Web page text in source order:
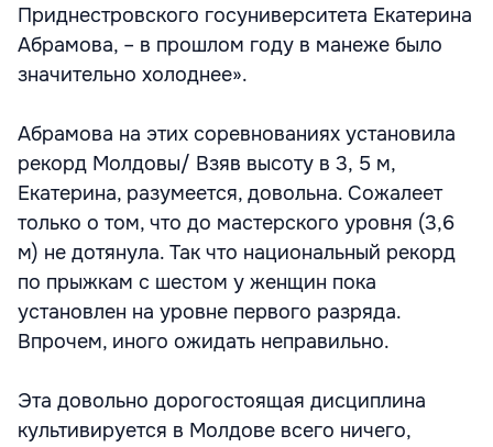
Приднестровского госуниверситета Екатерина
Абрамова, – в прошлом году в манеже было
значительно холоднее».
Абрамова на этих соревнованиях установила
рекорд Молдовы/ Взяв высоту в 3, 5 м,
Екатерина, разумеется, довольна. Сожалеет
только о том, что до мастерского уровня (3,6
м) не дотянула. Так что национальный рекорд
по прыжкам с шестом у женщин пока
установлен на уровне первого разряда.
Впрочем, иного ожидать неправильно.
Эта довольно дорогостоящая дисциплина
культивируется в Молдове всего ничего,